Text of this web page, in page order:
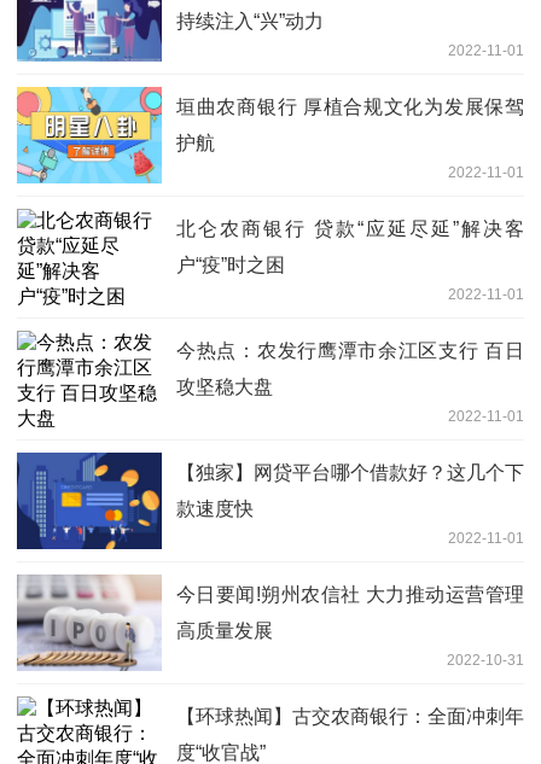
持续注入“兴”动力
2022-11-01
垣曲农商银行 厚植合规文化为发展保驾
护航
2022-11-01
北仑农商银行 贷款“应延尽延”解决客
户“疫”时之困
2022-11-01
今热点：农发行鹰潭市余江区支行 百日
攻坚稳大盘
2022-11-01
【独家】网贷平台哪个借款好？这几个下
款速度快
2022-11-01
今日要闻!朔州农信社 大力推动运营管理
高质量发展
2022-10-31
【环球热闻】古交农商银行：全面冲刺年
度“收官战”